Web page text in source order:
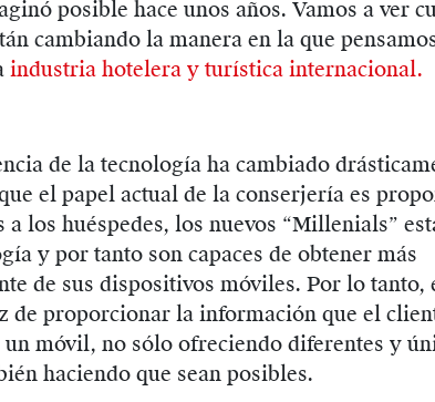
posible hace unos años. Vamos a ver
cambiando la manera en la que
industria hotelera y turística internacional.
de la tecnología ha cambiado
el papel actual de la conserjería es
los huéspedes, los nuevos “Millenials”
y por tanto son capaces de obtener más
de sus dispositivos móviles. Por lo tanto,
de proporcionar la información que el
un móvil, no sólo ofreciendo diferentes y
haciendo que sean posibles.